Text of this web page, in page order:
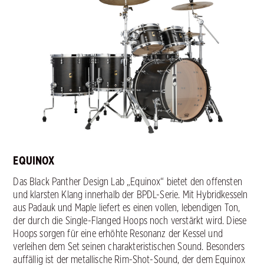
EQUINOX
Das Black Panther Design Lab „Equinox“ bietet den offensten
und klarsten Klang innerhalb der BPDL-Serie. Mit Hybridkesseln
aus Padauk und Maple liefert es einen vollen, lebendigen Ton,
der durch die Single-Flanged Hoops noch verstärkt wird. Diese
Hoops sorgen für eine erhöhte Resonanz der Kessel und
verleihen dem Set seinen charakteristischen Sound. Besonders
auffällig ist der metallische Rim-Shot-Sound, der dem Equinox